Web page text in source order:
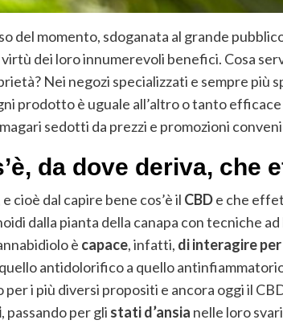
del momento, sdoganata al grande
dei loro innumerevoli benefici. Cosa
Nei negozi specializzati e sempre più
prodotto è uguale all’altro o tanto
sedotti da prezzi e promozioni
da dove deriva, che
cioè dal capire bene cos’è il CBDe che
dalla pianta della canapa con tecniche
è capace, infatti, di interagire
antidolorifico a quello
i più diversi propositi e ancora oggi il
, passando per gli stati d’ansia nelle loro